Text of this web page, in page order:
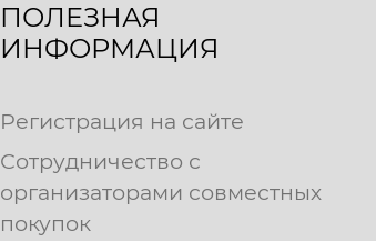
ПОЛЕЗНАЯ
ИНФОРМАЦИЯ
Регистрация на сайте
Сотрудничество с
организаторами совместных
покупок